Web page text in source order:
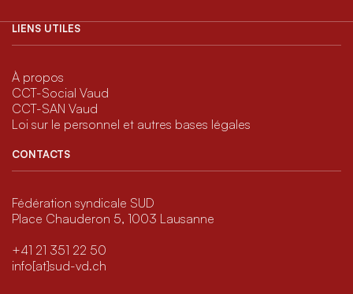
LIENS UTILES
À propos
CCT-Social Vaud
CCT-SAN Vaud
Loi sur le personnel et autres bases légales
CONTACTS
Fédération syndicale SUD
Place Chauderon 5, 1003 Lausanne
+41 21 351 22 50
info[at]sud-vd.ch